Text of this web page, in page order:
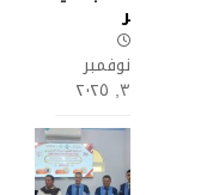
ر
نوفمبر
٣, ٢٠٢٥